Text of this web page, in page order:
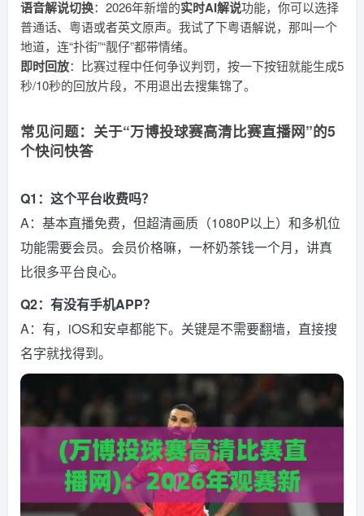
语音解说切换：2026年新增的实时AI解说功能，你可以选择
普通话、粤语或者英文原声。我试了下粤语解说，那叫一个
地道，连“扑街”“靓仔”都带情绪。
即时回放：比赛过程中任何争议判罚，按一下按钮就能生成5
秒/10秒的回放片段，不用退出去搜集锦了。
常见问题：关于“万博投球赛高清比赛直播网”的5
个快问快答
Q1：这个平台收费吗？
A：基本直播免费，但超清画质（1080P以上）和多机位
功能需要会员。会员价格嘛，一杯奶茶钱一个月，讲真
比很多平台良心。
Q2：有没有手机APP？
A：有，iOS和安卓都能下。关键是不需要翻墙，直接搜
名字就找得到。